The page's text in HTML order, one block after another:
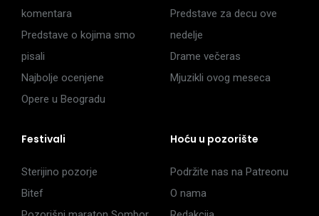
komentara
Predstave o kojima smo
pisali
Najbolje ocenjene
Opere u Beogradu
Predstave za decu ove
nedelje
Drame večeras
Mjuzikli ovog meseca
Festivali
Sterijino pozorje
Bitef
Hoću u pozorište
Podržite nas na Patreonu
O nama